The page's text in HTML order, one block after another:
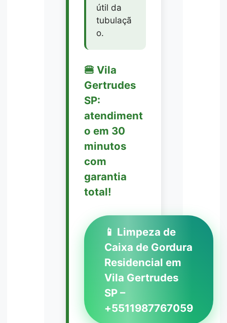
útil da
tubulaçã
o.
🍔 Vila
Gertrudes
SP:
atendiment
o em 30
minutos
com
garantia
total!
📱 Limpeza de
Caixa de Gordura
Residencial em
Vila Gertrudes
SP –
+5511987767059